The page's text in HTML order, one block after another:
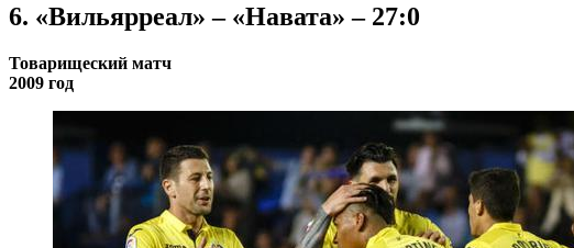
6. «Вильярреал» – «Навата» – 27:0
Товарищеский матч
2009 год